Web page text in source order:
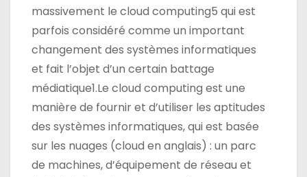
massivement le cloud computing5 qui est
parfois considéré comme un important
changement des systèmes informatiques
et fait l’objet d’un certain battage
médiatique1.Le cloud computing est une
manière de fournir et d’utiliser les aptitudes
des systèmes informatiques, qui est basée
sur les nuages (cloud en anglais) : un parc
de machines, d’équipement de réseau et